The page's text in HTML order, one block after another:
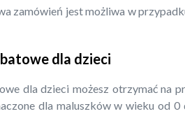
zamówień jest możliwa w
dla dzieci
dla dzieci możesz otrzymać na
dla maluszków w wieku od